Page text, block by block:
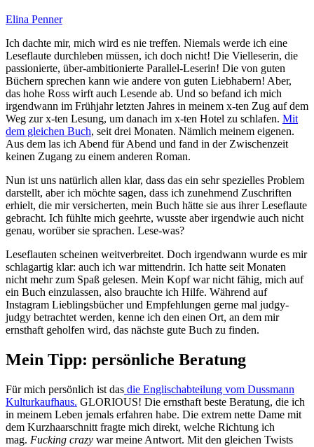
Elina Penner
Ich dachte mir, mich wird es nie treffen. Niemals werde ich eine
Leseflaute durchleben müssen, ich doch nicht! Die Vielleserin, die
passionierte, über-ambitionierte Parallel-Leserin! Die von guten
Büchern sprechen kann wie andere von guten Liebhabern! Aber,
das hohe Ross wirft auch Lesende ab. Und so befand ich mich
irgendwann im Frühjahr letzten Jahres in meinem x-ten Zug auf dem
Weg zur x-ten Lesung, um danach im x-ten Hotel zu schlafen. Mit
dem gleichen Buch, seit drei Monaten. Nämlich meinem eigenen.
Aus dem las ich Abend für Abend und fand in der Zwischenzeit
keinen Zugang zu einem anderen Roman.
Nun ist uns natürlich allen klar, dass das ein sehr spezielles Problem
darstellt, aber ich möchte sagen, dass ich zunehmend Zuschriften
erhielt, die mir versicherten, mein Buch hätte sie aus ihrer Leseflaute
gebracht. Ich fühlte mich geehrte, wusste aber irgendwie auch nicht
genau, worüber sie sprachen. Lese-was?
Leseflauten scheinen weitverbreitet. Doch irgendwann wurde es mir
schlagartig klar: auch ich war mittendrin. Ich hatte seit Monaten
nicht mehr zum Spaß gelesen. Mein Kopf war nicht fähig, mich auf
ein Buch einzulassen, also brauchte ich Hilfe. Während auf
Instagram Lieblingsbücher und Empfehlungen gerne mal judgy-
judgy betrachtet werden, kenne ich den einen Ort, an dem mir
ernsthaft geholfen wird, das nächste gute Buch zu finden.
Mein Tipp: persönliche Beratung
Für mich persönlich ist das die Englischabteilung vom Dussmann
Kulturkaufhaus. GLORIOUS! Die ernsthaft beste Beratung, die ich
in meinem Leben jemals erfahren habe. Die extrem nette Dame mit
dem Kurzhaarschnitt fragte mich direkt, welche Richtung ich
mag. Fucking crazy war meine Antwort. Mit den gleichen Twists